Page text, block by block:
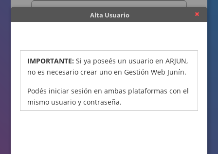
Alta Usuario
IMPORTANTE:Si ya poseés un usuario en ARJUN,
no es necesario crear uno en Gestión Web Junín.
Podés iniciar sesión en ambas plataformas con el
mismo usuario y contraseña.